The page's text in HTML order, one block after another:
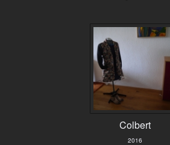
Colbert
2016